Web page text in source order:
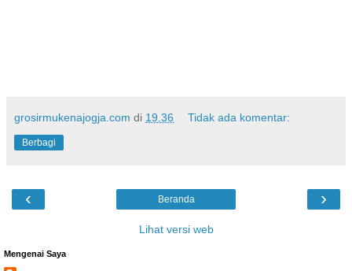
grosirmukenajogja.com di 19.36 Tidak ada komentar:
Berbagi
‹ ›
Beranda
Lihat versi web
Mengenai Saya